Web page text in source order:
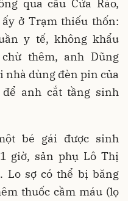
qua cầu Cửa Rào,
ở Trạm thiếu thốn:
y tế, không khẩu
thêm, anh Dũng
nhà dùng đèn pin của
anh cắt tầng sinh
bé gái được sinh
giờ, sản phụ Lô Thị
Lo sợ có thể bị băng
thuốc cầm máu (lọ